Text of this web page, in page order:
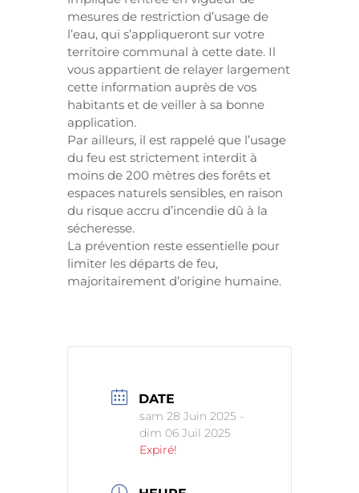
mesures de restriction d’usage de
l’eau, qui s’appliqueront sur votre
territoire communal à cette date. Il
vous appartient de relayer largement
cette information auprès de vos
habitants et de veiller à sa bonne
application.
Par ailleurs, il est rappelé que l’usage
du feu est strictement interdit à
moins de 200 mètres des forêts et
espaces naturels sensibles, en raison
du risque accru d’incendie dû à la
sécheresse.
La prévention reste essentielle pour
limiter les départs de feu,
majoritairement d’origine humaine.
DATE
sam 28 Juin 2025 -
dim 06 Juil 2025
Expiré!